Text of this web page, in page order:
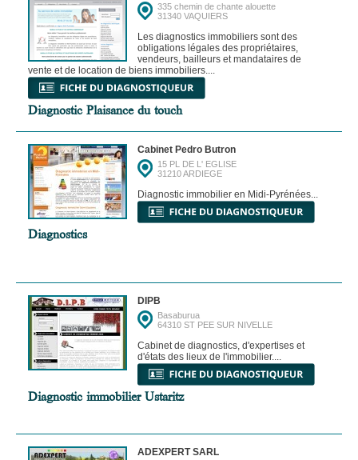
335 chemin de chante alouette
31340 VAQUIERS
Les diagnostics immobiliers sont des
obligations légales des propriétaires,
vendeurs, bailleurs et mandataires de
vente et de location de biens immobiliers....
Diagnostic Plaisance du touch
Cabinet Pedro Butron
15 PL DE L' EGLISE
31210 ARDIEGE
Diagnostic immobilier en Midi-Pyrénées...
Diagnostics
DIPB
Basaburua
64310 ST PEE SUR NIVELLE
Cabinet de diagnostics, d'expertises et
d'états des lieux de l'immobilier....
Diagnostic immobilier Ustaritz
ADEXPERT SARL